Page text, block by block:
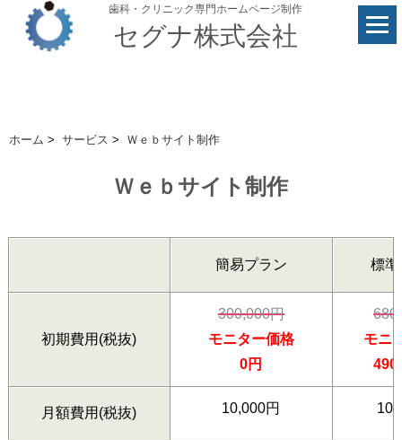
歯科・クリニック専門ホームページ制作
セグナ株式会社
ホーム > サービス > Ｗｅｂサイト制作
Ｗｅｂサイト制作
簡易プラン 標
初期費用(税抜)
300,000円
モニター価格
0円
モニ
月額費用(税抜) 10,000円